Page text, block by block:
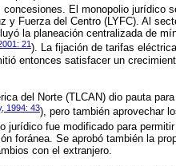
concesiones. El monopolio jurídico
y Fuerza del Centro (LYFC). Al
la planeación centralizada de
21). La fijación de tarifas
entonces satisfacer un
del Norte (TLCAN) dio pauta
1994: 43), pero también aprovechar
jurídico fue modificado para
foránea. Se aprobó también la
con el extranjero.